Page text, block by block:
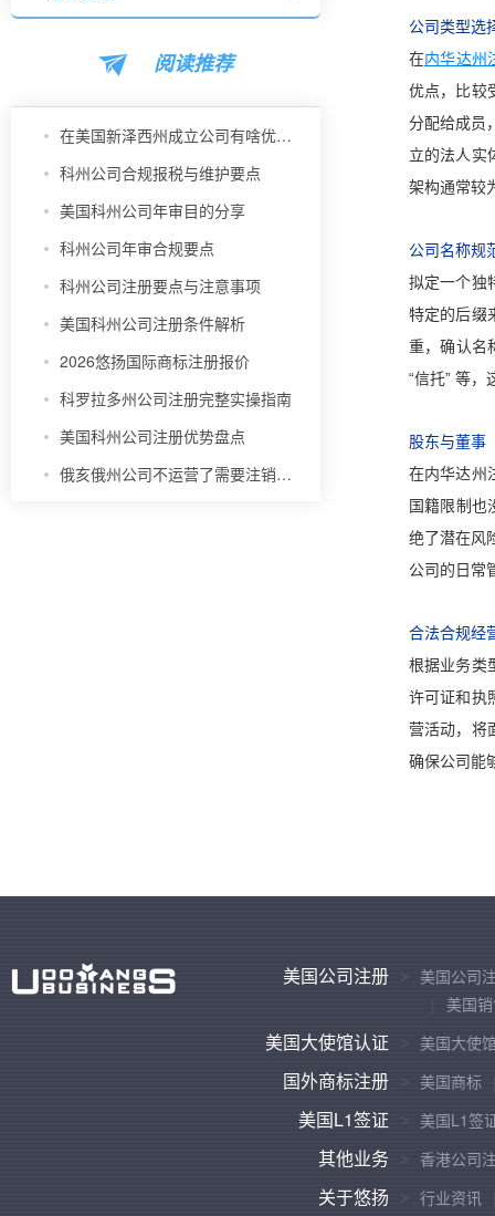
阅读推荐
在美国新泽西州成立公司有啥优势？
科州公司合规报税与维护要点
美国科州公司年审目的分享
科州公司年审合规要点
科州公司注册要点与注意事项
美国科州公司注册条件解析
2026悠扬国际商标注册报价
科罗拉多州公司注册完整实操指南
美国科州公司注册优势盘点
俄亥俄州公司不运营了需要注销吗？
公司类型选
在内华达州
优点，比较
分配给成员
立的法人实
架构通常较
公司名称规
拟定一个独
特定的后缀
重，确认名
“信托” 等
股东与董事
在内华达州
国籍限制也
绝了潜在风
公司的日常
合法合规经
根据业务类
许可证和执
营活动，将
确保公司能
美国公司注册
美国公司
美国
美国大使馆认证 美国大使
国外商标注册 美国商标
美国L1签证 美国L1签
其他业务 香港公司
关于悠扬 行业资讯